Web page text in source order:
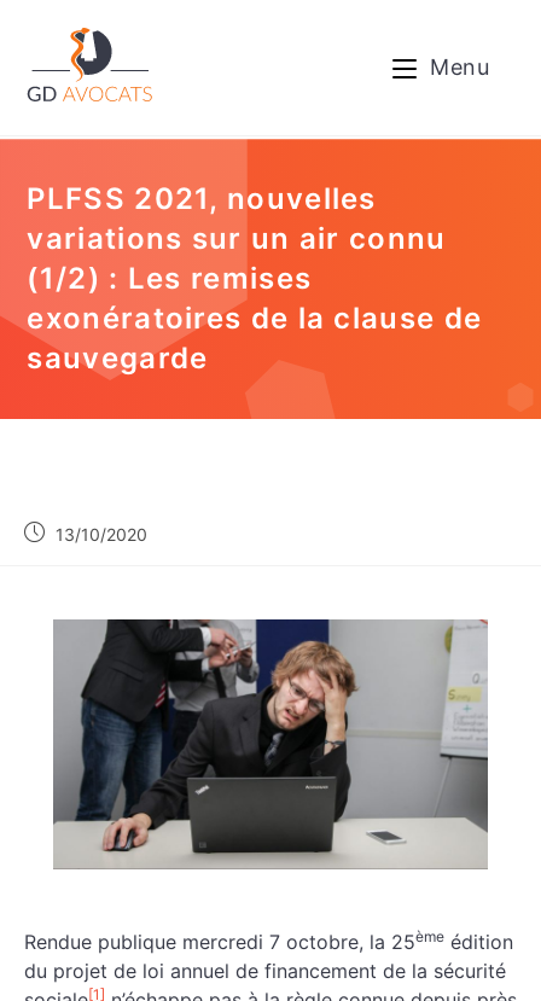
Menu
PLFSS 2021, nouvelles
variations sur un air connu
(1/2) : Les remises
exonératoires de la clause de
sauvegarde
13/10/2020
Rendue publique mercredi 7 octobre, la 25ème édition
du projet de loi annuel de financement de la sécurité
[1]